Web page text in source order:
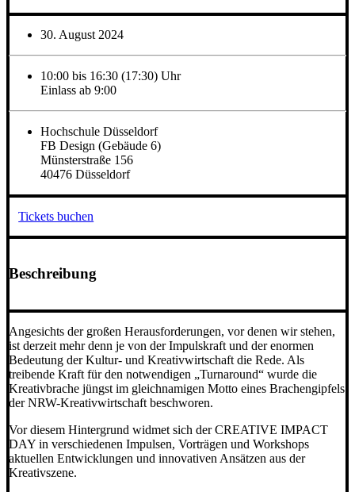
30. August 2024
10:00 bis 16:30 (17:30) Uhr
Einlass ab 9:00
Hochschule Düsseldorf
FB Design (Gebäude 6)
Münsterstraße 156
40476 Düsseldorf
Tickets buchen
Beschreibung
Angesichts der großen Herausforderungen, vor denen wir stehen,
ist derzeit mehr denn je von der Impulskraft und der enormen
Bedeutung der Kultur- und Kreativwirtschaft die Rede. Als
treibende Kraft für den notwendigen „Turnaround“ wurde die
Kreativbrache jüngst im gleichnamigen Motto eines Brachengipfels
der NRW-Kreativwirtschaft beschworen.
Vor diesem Hintergrund widmet sich der CREATIVE IMPACT
DAY in verschiedenen Impulsen, Vorträgen und Workshops
aktuellen Entwicklungen und innovativen Ansätzen aus der
Kreativszene.